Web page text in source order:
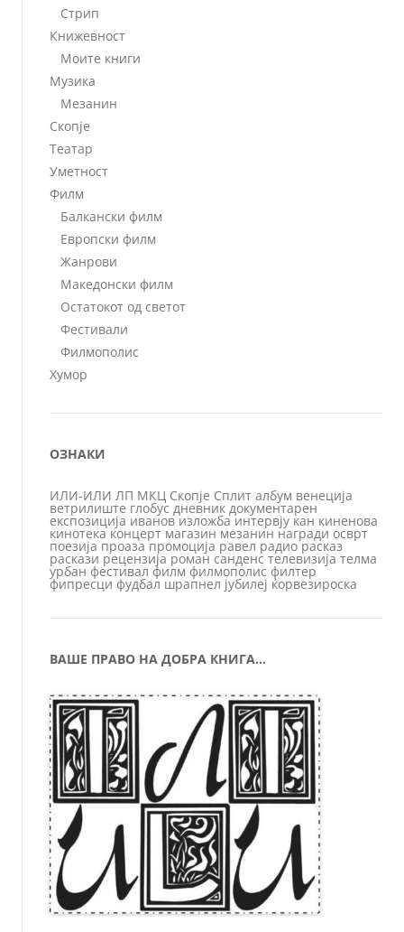
Стрип
Книжевност
Моите книги
Музика
Мезанин
Скопје
Театар
Уметност
Филм
Балкански филм
Европски филм
Жанрови
Македонски филм
Остатокот од светот
Фестивали
Филмополис
Хумор
ОЗНАКИ
ИЛИ-ИЛИ ЛП МКЦ Скопје Сплит албум венеција
ветрилиште глобус дневник документарен
експозиција иванов изложба интервју кан киненова
кинотека концерт магазин мезанин награди осврт
поезија проаза промоција равел радио расказ
раскази рецензија роман санденс телевизија телма
урбан фестивал филм филмополис филтер
фипресци фудбал шрапнел јубилеј ќорвезироска
ВАШЕ ПРАВО НА ДОБРА КНИГА…